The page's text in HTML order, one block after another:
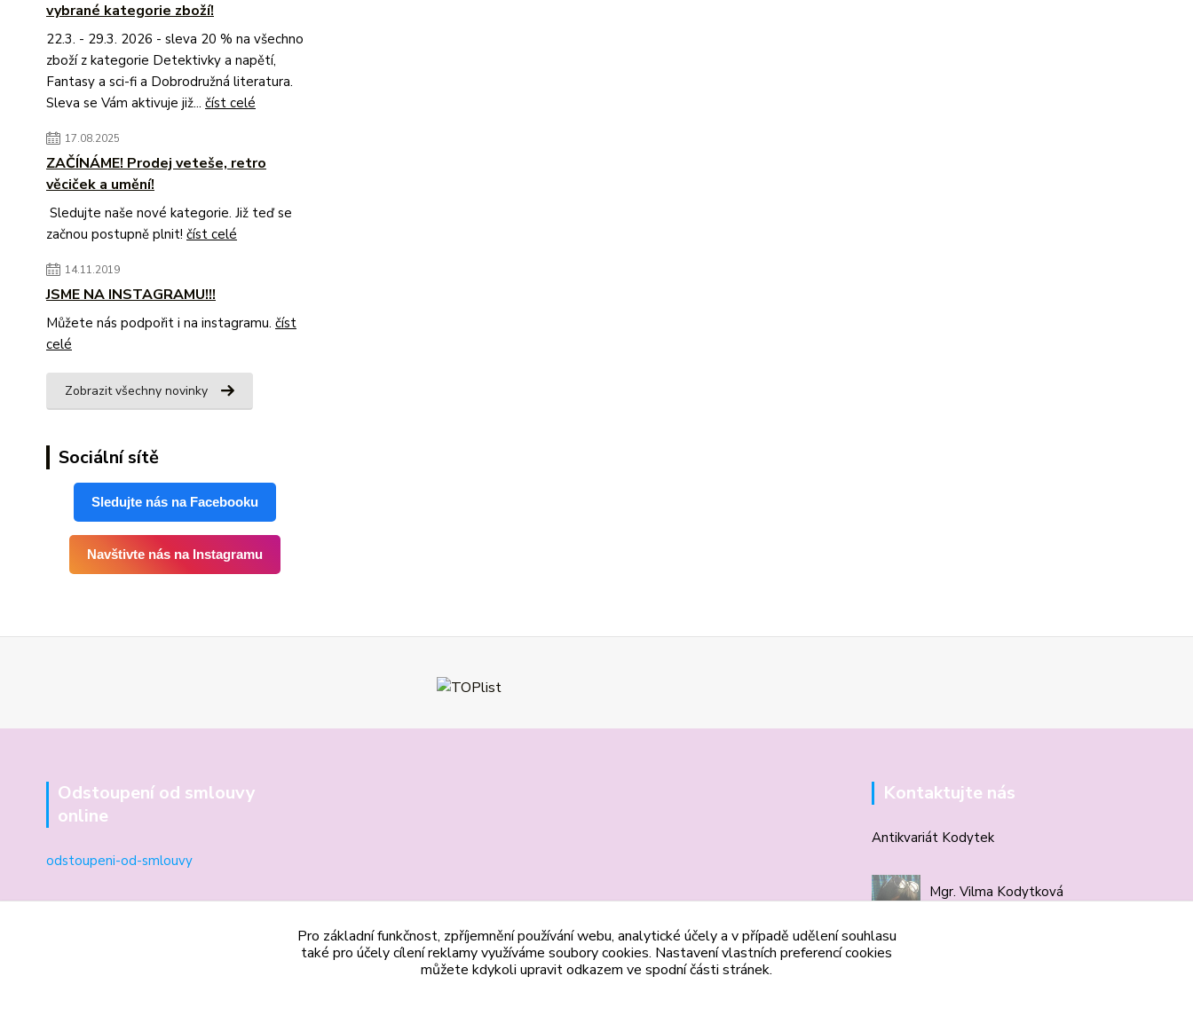
vybrané kategorie zboží!
22.3. - 29.3. 2026 - sleva 20 % na všechno
zboží z kategorie Detektivky a napětí,
Fantasy a sci-fi a Dobrodružná literatura.
Sleva se Vám aktivuje již... číst celé
17.08.2025
ZAČÍNÁME! Prodej veteše, retro
věciček a umění!
Sledujte naše nové kategorie. Již teď se
začnou postupně plnit! číst celé
14.11.2019
JSME NA INSTAGRAMU!!!
Můžete nás podpořit i na instagramu. číst
celé
Zobrazit všechny novinky
Sociální sítě
Sledujte nás na Facebooku
Navštivte nás na Instagramu
Odstoupení od smlouvy
online
odstoupeni-od-smlouvy
Kontaktujte nás
Antikvariát Kodytek
Mgr. Vilma Kodytková
Pro základní funkčnost, zpříjemnění používání webu, analytické účely a v případě udělení souhlasu
také pro účely cílení reklamy využíváme soubory cookies. Nastavení vlastních preferencí cookies
můžete kdykoli upravit odkazem ve spodní části stránek.